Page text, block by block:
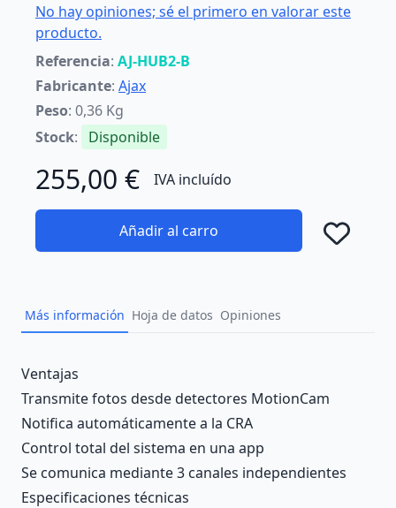
No hay opiniones; sé el primero en valorar este
producto.
Referencia: AJ-HUB2-B
Fabricante: Ajax
Peso: 0,36 Kg
Stock: Disponible
255,00 € IVA incluído
Añadir al carro
Más información Hoja de datos Opiniones
Description
Ventajas
Transmite fotos desde detectores MotionCam
Notifica automáticamente a la CRA
Control total del sistema en una app
Se comunica mediante 3 canales independientes
Especificaciones técnicas